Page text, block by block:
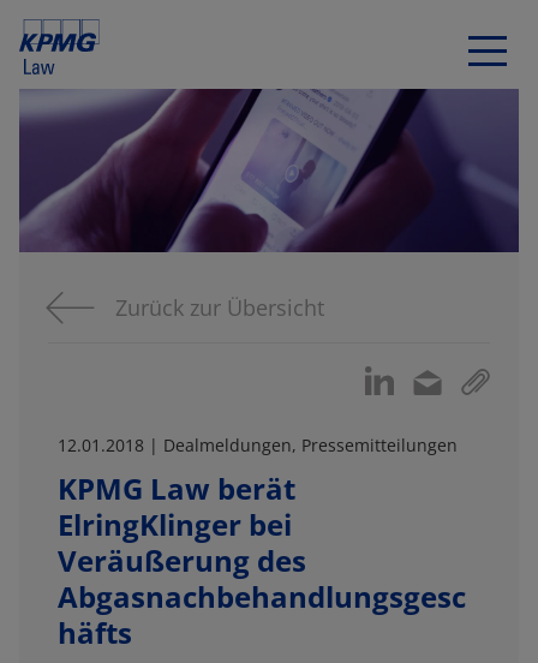
Zurück zur Übersicht
12.01.2018 | Dealmeldungen, Pressemitteilungen
KPMG Law berät
ElringKlinger bei
Veräußerung des
Abgasnachbehandlungsgesc
häfts